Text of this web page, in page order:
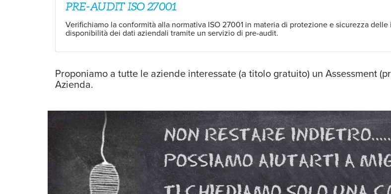
PRE-AUDIT ISO 27001
Verifichiamo la conformità alla normativa ISO 27001 in materia di protezione e sicurezza
disponibilità dei dati aziendali tramite un servizio di pre-audit.
Proponiamo a tutte le aziende interessate (a titolo gratuito) un Assessment
Azienda.